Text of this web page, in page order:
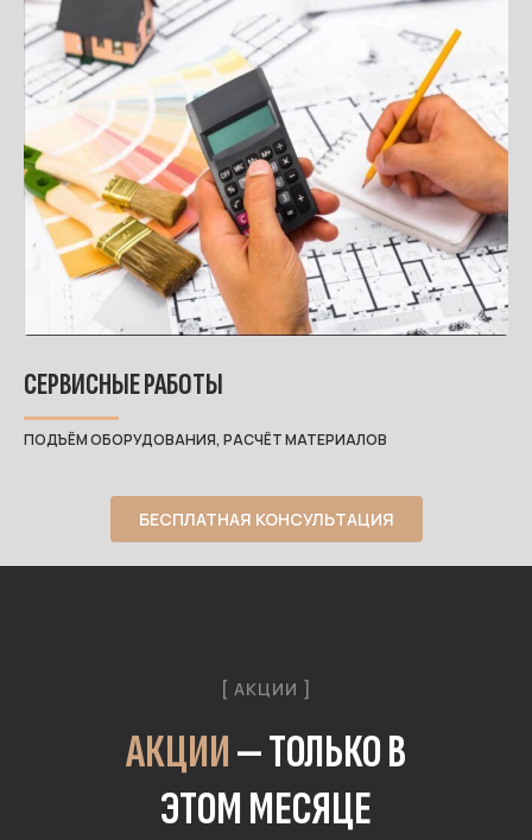
СЕРВИСНЫЕ РАБОТЫ
ПОДЪЁМ ОБОРУДОВАНИЯ, РАСЧЁТ МАТЕРИАЛОВ
БЕСПЛАТНАЯ КОНСУЛЬТАЦИЯ
[ АКЦИИ ]
АКЦИИ— ТОЛЬКО В
ЭТОМ МЕСЯЦЕ